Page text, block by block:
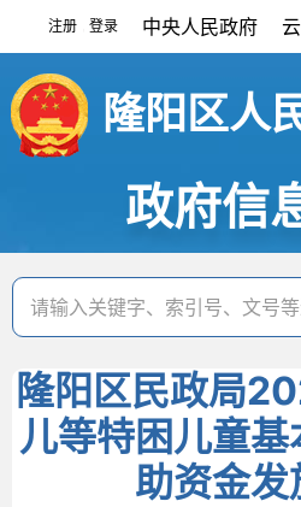
注册 登录 中央人民政府
隆阳区人
政府信
隆阳区民政局
儿等特困儿童
助资金发